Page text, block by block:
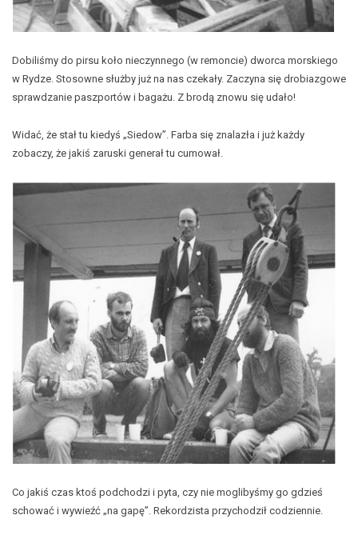
Dobiliśmy do pirsu koło nieczynnego (w remoncie) dworca morskiego
w Rydze. Stosowne służby już na nas czekały. Zaczyna się drobiazgowe
sprawdzanie paszportów i bagażu. Z brodą znowu się udało!
Widać, że stał tu kiedyś „Siedow”. Farba się znalazła i już każdy
zobaczy, że jakiś zaruski generał tu cumował.
Co jakiś czas ktoś podchodzi i pyta, czy nie moglibyśmy go gdzieś
schować i wywieźć „na gapę”. Rekordzista przychodził codziennie.